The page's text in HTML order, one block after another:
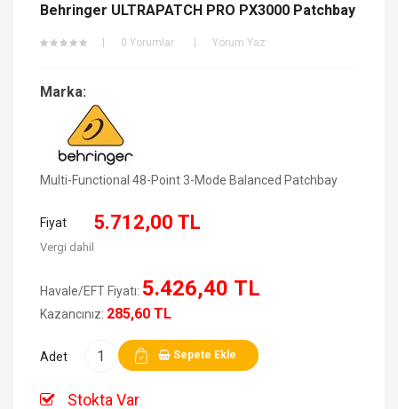
Behringer ULTRAPATCH PRO PX3000 Patchbay
0 Yorumlar Yorum Yaz
Marka:
Multi-Functional 48-Point 3-Mode Balanced Patchbay
Fiyat 5.712,00 TL
Vergi dahil
Havale/EFT Fiyatı: 5.426,40 TL
Kazancınız: 285,60 TL
Adet Sepete Ekle
Stokta Var